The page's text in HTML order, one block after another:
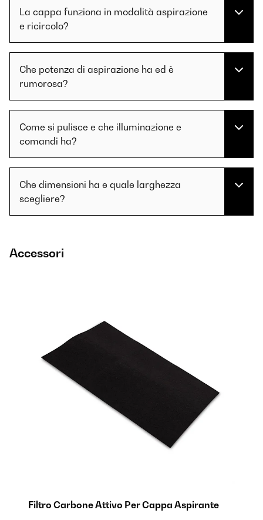
La cappa funziona in modalità aspirazione
e ricircolo?
Che potenza di aspirazione ha ed è
rumorosa?
Come si pulisce e che illuminazione e
comandi ha?
Che dimensioni ha e quale larghezza
scegliere?
Accessori
Filtro Carbone Attivo Per Cappa Aspirante